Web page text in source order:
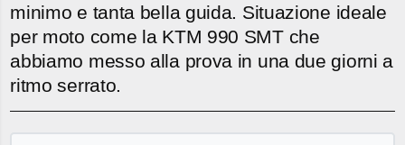
minimo e tanta bella guida. Situazione ideale
per moto come la KTM 990 SMT che
abbiamo messo alla prova in una due giorni a
ritmo serrato.